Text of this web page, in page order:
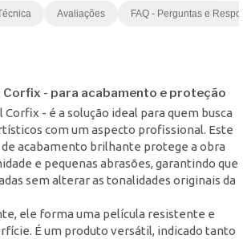
Avaliações FAQ - Perguntas e
Corfix - para acabamento e proteção
Corfix - é a solução ideal para quem busca
com um aspecto profissional. Este
acabamento brilhante protege a obra
e pequenas abrasões, garantindo que
sem alterar as tonalidades originais da
ele forma uma película resistente e
É um produto versátil, indicado tanto